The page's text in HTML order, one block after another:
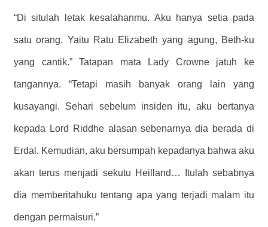
“Di situlah letak kesalahanmu. Aku hanya setia pada
satu orang. Yaitu Ratu Elizabeth yang agung, Beth-ku
yang cantik.” Tatapan mata Lady Crowne jatuh ke
tangannya. “Tetapi masih banyak orang lain yang
kusayangi. Sehari sebelum insiden itu, aku bertanya
kepada Lord Riddhe alasan sebenarnya dia berada di
Erdal. Kemudian, aku bersumpah kepadanya bahwa aku
akan terus menjadi sekutu Heilland… Itulah sebabnya
dia memberitahuku tentang apa yang terjadi malam itu
dengan permaisuri.”